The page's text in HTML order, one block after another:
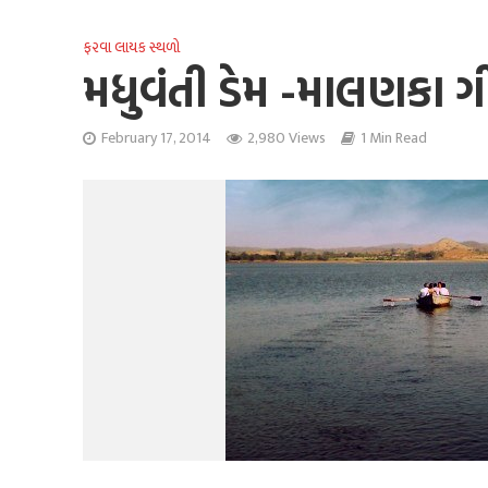
ફરવા લાયક સ્થળો
મધુવંતી ડેમ -માલણકા
February 17, 2014 2,980 Views 1 Min Read